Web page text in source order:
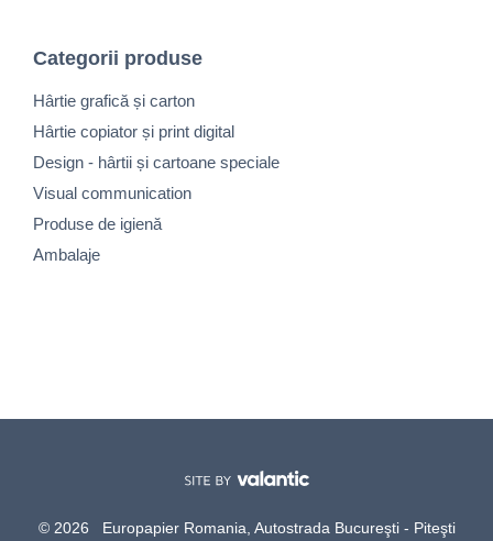
Categorii produse
Hârtie grafică și carton
Hârtie copiator și print digital
Design - hârtii și cartoane speciale
Visual communication
Produse de igienă
Ambalaje
© 2026 Europapier Romania, Autostrada Bucureşti - Piteşti